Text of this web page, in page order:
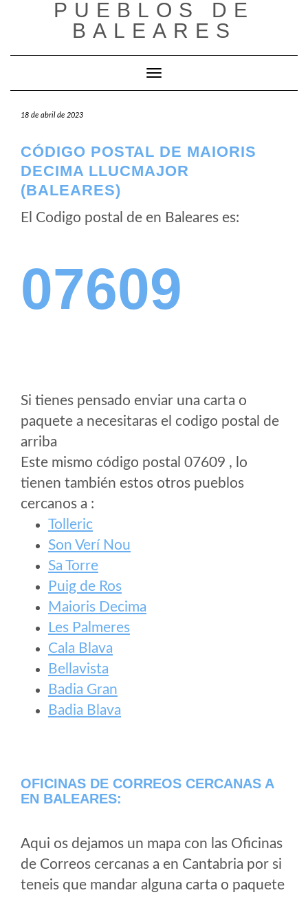
PUEBLOS DE
BALEARES
Cambiar modo de navegación
18 de abril de 2023
CÓDIGO POSTAL DE MAIORIS
DECIMA LLUCMAJOR
(BALEARES)
El Codigo postal de en Baleares es:
07609
Si tienes pensado enviar una carta o
paquete a necesitaras el codigo postal de
arriba
Este mismo código postal 07609 , lo
tienen también estos otros pueblos
cercanos a :
Tolleric
Son Verí Nou
Sa Torre
Puig de Ros
Maioris Decima
Les Palmeres
Cala Blava
Bellavista
Badia Gran
Badia Blava
OFICINAS DE CORREOS CERCANAS A
EN BALEARES:
Aqui os dejamos un mapa con las Oficinas
de Correos cercanas a en Cantabria por si
teneis que mandar alguna carta o paquete